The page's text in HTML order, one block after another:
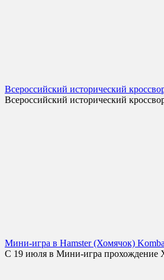
Всероссийский исторический
Всероссийский исторический
Мини-игра в Hamster (Хомячок)
С 19 июля в Мини-игра прохождение